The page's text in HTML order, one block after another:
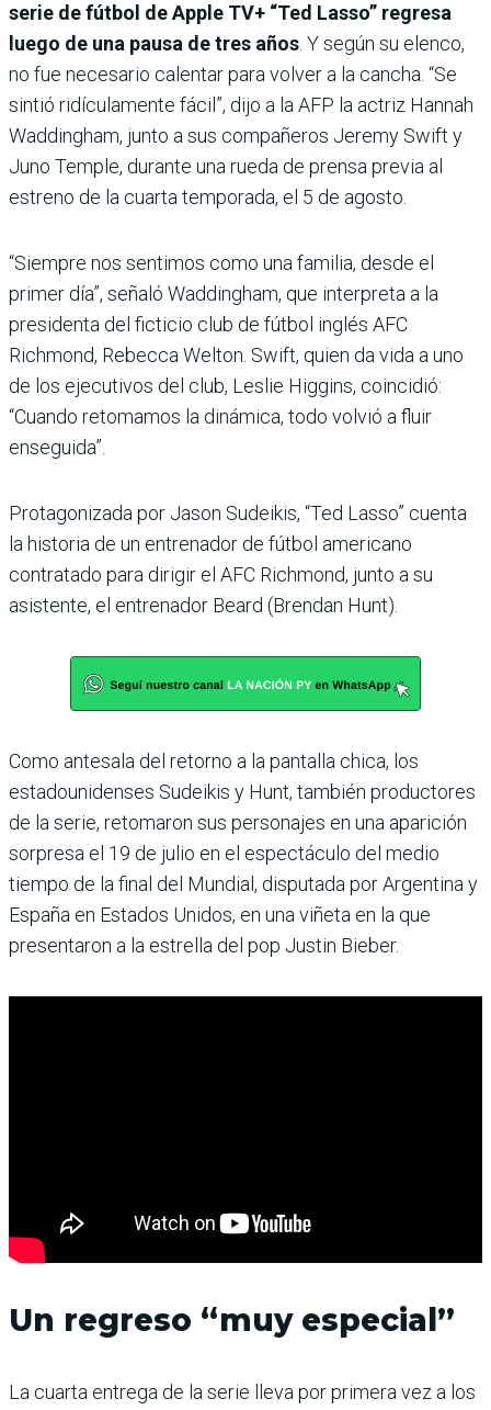
serie de fútbol de Apple TV+ “Ted Lasso” regresa
luego de una pausa de tres años . Y según su elenco,
no fue necesario calentar para volver a la cancha. “Se
sintió ridículamente fácil”, dijo a la AFP la actriz Hannah
Waddingham, junto a sus compañeros Jeremy Swift y
Juno Temple, durante una rueda de prensa previa al
estreno de la cuarta temporada, el 5 de agosto.
“Siempre nos sentimos como una familia, desde el
primer día”, señaló Waddingham, que interpreta a la
presidenta del ficticio club de fútbol inglés AFC
Richmond, Rebecca Welton. Swift, quien da vida a uno
de los ejecutivos del club, Leslie Higgins, coincidió:
“Cuando retomamos la dinámica, todo volvió a fluir
enseguida”.
Protagonizada por Jason Sudeikis, “Ted Lasso” cuenta
la historia de un entrenador de fútbol americano
contratado para dirigir el AFC Richmond, junto a su
asistente, el entrenador Beard (Brendan Hunt).
Como antesala del retorno a la pantalla chica, los
estadounidenses Sudeikis y Hunt, también productores
de la serie, retomaron sus personajes en una aparición
sorpresa el 19 de julio en el espectáculo del medio
tiempo de la final del Mundial, disputada por Argentina y
España en Estados Unidos, en una viñeta en la que
presentaron a la estrella del pop Justin Bieber.
Un regreso “muy especial”
La cuarta entrega de la serie lleva por primera vez a los